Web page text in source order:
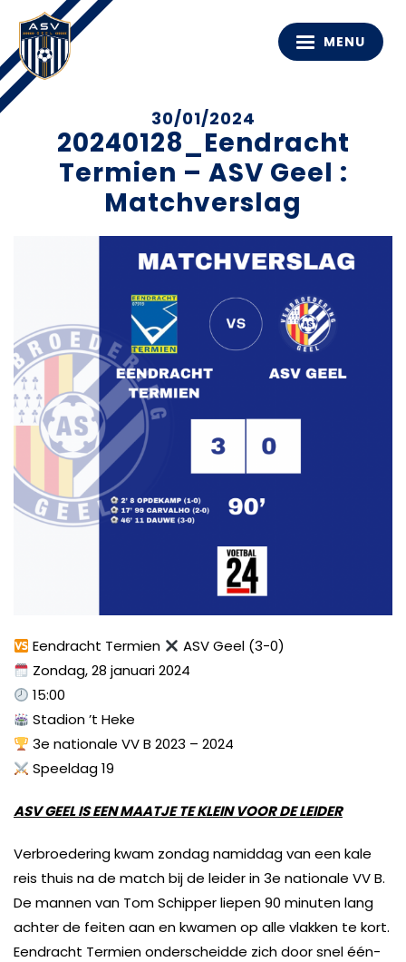
MENU
30/01/2024
20240128_Eendracht
Termien – ASV Geel :
Matchverslag
Eendracht Termien
ASV Geel (3-0)
Zondag, 28 januari 2024
15:00
Stadion ’t Heke
3e nationale VV B 2023 – 2024
Speeldag 19
ASV GEEL IS EEN MAATJE TE KLEIN VOOR DE LEIDER
Verbroedering kwam zondag namiddag van een kale
reis thuis na de match bij de leider in 3e nationale VV B.
De mannen van Tom Schipper liepen 90 minuten lang
achter de feiten aan en kwamen op alle vlakken te kort.
Eendracht Termien onderscheidde zich door snel één-